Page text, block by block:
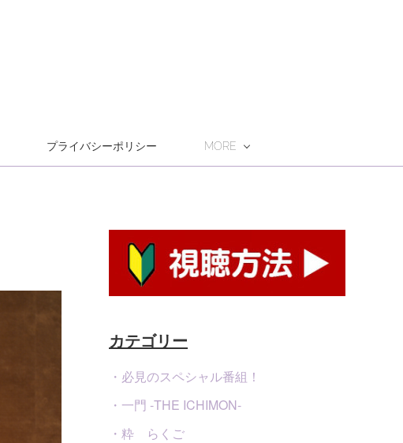
プライバシーポリシー MORE
カテゴリー
・必見のスペシャル番組！
・一門 -THE ICHIMON-
・粋 らくご